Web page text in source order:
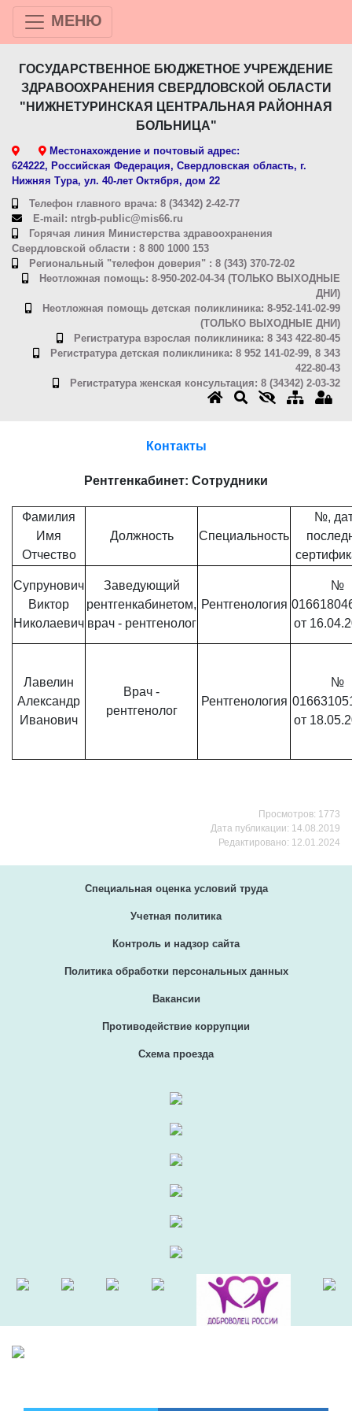
МЕНЮ
ГОСУДАРСТВЕННОЕ БЮДЖЕТНОЕ УЧРЕЖДЕНИЕ
ЗДРАВООХРАНЕНИЯ СВЕРДЛОВСКОЙ ОБЛАСТИ
"НИЖНЕТУРИНСКАЯ ЦЕНТРАЛЬНАЯ РАЙОННАЯ
БОЛЬНИЦА"
Местонахождение и почтовый адрес:
624222, Российская Федерация, Свердловская область, г.
Нижняя Тура, ул. 40-лет Октября, дом 22
Телефон главного врача: 8 (34342) 2-42-77
E-mail: ntrgb-public@mis66.ru
Горячая линия Министерства здравоохранения
Свердловской области : 8 800 1000 153
Региональный "телефон доверия" : 8 (343) 370-72-02
Неотложная помощь: 8-950-202-04-34 (ТОЛЬКО ВЫХОДНЫЕ
ДНИ)
Неотложная помощь детская поликлиника: 8-952-141-02-99
(ТОЛЬКО ВЫХОДНЫЕ ДНИ)
Регистратура взрослая поликлиника: 8 343 422-80-45
Регистратура детская поликлиника: 8 952 141-02-99, 8 343
422-80-43
Регистратура женская консультация: 8 (34342) 2-03-32
Контакты
Рентгенкабинет: Сотрудники
Фамилия
Имя
Отчество
Должность Специальность
№,
Супрунович
Виктор
Николаевич
Заведующий
рентгенкабинетом,
врач - рентгенолог
Рентгенология
№
от
Лавелин
Александр
Иванович
Врач -
рентгенолог
Рентгенология
№
от
Просмотров: 1773
Дата публикации: 14.08.2019
Редактировано: 12.01.2024
Специальная оценка условий труда
Учетная политика
Контроль и надзор сайта
Политика обработки персональных данных
Вакансии
Противодействие коррупции
Схема проезда